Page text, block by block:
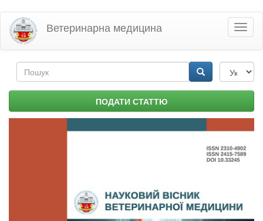
Перейти
основного
матеріалу
Ветеринарна медицина
Пошукова
форма ПОДАТИ СТАТТЮ